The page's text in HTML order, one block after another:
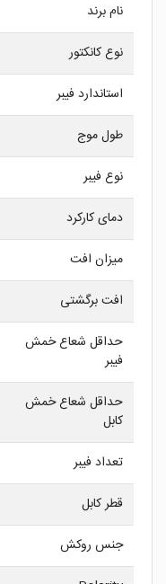
نام برند
نوع کانکتور
استاندارد فیبر
طول موج
نوع فیبر
دمای کارکرد
میزان افت
افت برگشتی
حداقل شعاع خمش
فیبر
حداقل شعاع خمش
کابل
تعداد فیبر
قطر کابل
جنس روکش